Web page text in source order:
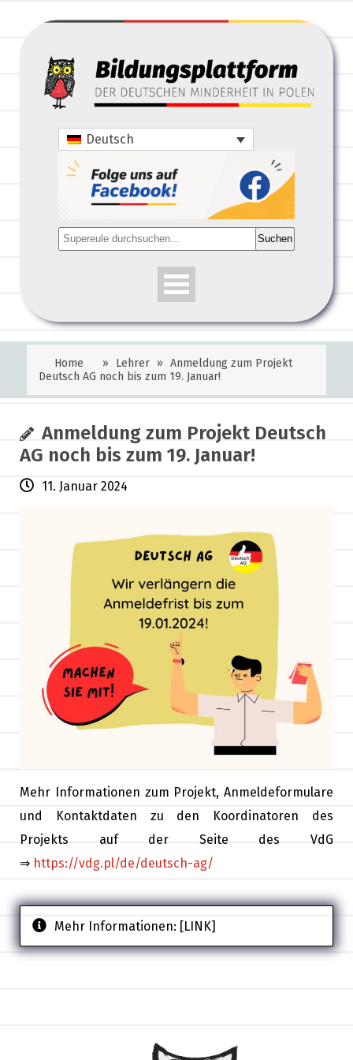
Deutsch
Suchen
Home » Lehrer » Anmeldung zum Projekt
Deutsch AG noch bis zum 19. Januar!
Anmeldung zum Projekt Deutsch
AG noch bis zum 19. Januar!
11. Januar 2024
Mehr Informationen zum Projekt, Anmeldeformulare
und Kontaktdaten zu den Koordinatoren des
Projekts auf der Seite des VdG
⇒ https://vdg.pl/de/deutsch-ag/
Mehr Informationen: [LINK]